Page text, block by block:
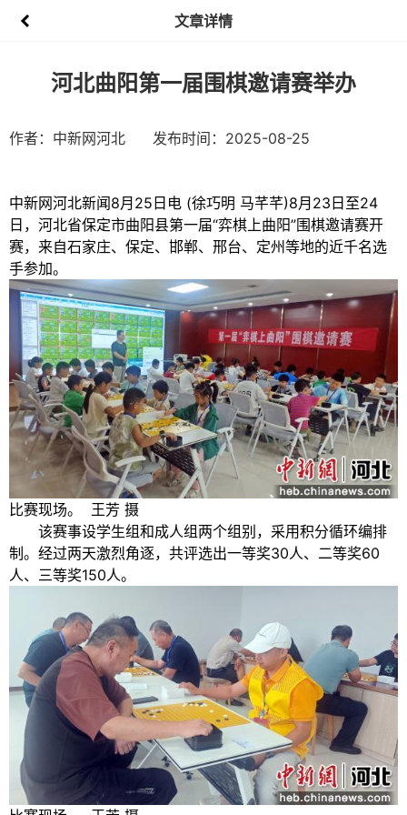
文章详情
河北曲阳第一届围棋邀请赛举办
作者：中新网河北 发布时间：2025-08-25
中新网河北新闻8月25日电 (徐巧明 马芊芊)8月23日至24
日，河北省保定市曲阳县第一届“弈棋上曲阳”围棋邀请赛开
赛，来自石家庄、保定、邯郸、邢台、定州等地的近千名选
手参加。
比赛现场。 王芳 摄
该赛事设学生组和成人组两个组别，采用积分循环编排
制。经过两天激烈角逐，共评选出一等奖30人、二等奖60
人、三等奖150人。